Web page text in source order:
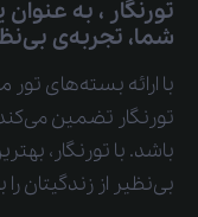
تورنگار ، به
شما، تجربه‌ی
با ارائه بسته‌های
تورنگار تضمین
باشد. با تورنگار،
بی‌نظیر از زندگیتان